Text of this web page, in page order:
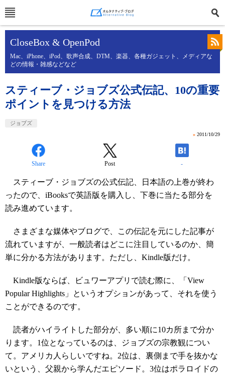
CloseBox & OpenPod
Mac、iPhone、iPod、歌声合成、DTM、楽器、各種ガジェット、メディアな
どの情報・雑感などなど
スティーブ・ジョブズ公式伝記、10の重要
ポイントを見つける方法
ジョブズ
» 2011/10/29
Share Post -
スティーブ・ジョブズの公式伝記、日本語の上巻が終わ
ったので、iBooksで英語版を購入し、下巻に当たる部分を
読み進めています。
さまざまな媒体やブログで、この伝記を元にした記事が
流れていますが、一般読者はどこに注目しているのか、簡
単に分かる方法があります。ただし、Kindle版だけ。
Kindle版ならば、ビュワーアプリで読む際に、「View
Popular Highlights」というオプションがあって、それを使う
ことができるのです。
読者がハイライトした部分が、多い順に10カ所まで分か
ります。1位となっているのは、ジョブズの宗教観につい
て。アメリカ人らしいですね。2位は、裏側まで手を抜かな
いという、父親から学んだエピソード。3位はポラロイドの